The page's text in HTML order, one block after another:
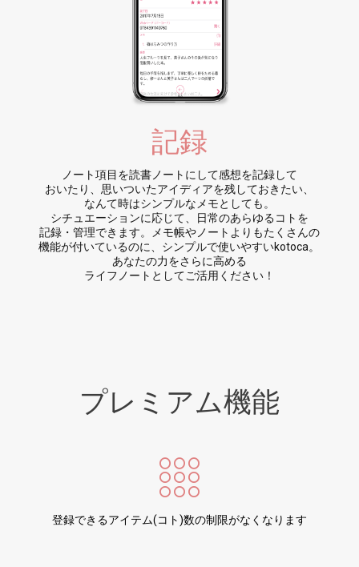
記録
ノート項目を読書ノートにして感想を記録して
おいたり、思いついたアイディアを残しておきたい、
なんて時はシンプルなメモとしても。
シチュエーションに応じて、日常のあらゆるコトを
記録・管理できます。メモ帳やノートよりもたくさんの
機能が付いているのに、シンプルで使いやすいkotoca。
あなたの力をさらに高める
ライフノートとしてご活用ください！
プレミアム機能
登録できるアイテム(コト)数の制限がなくなります